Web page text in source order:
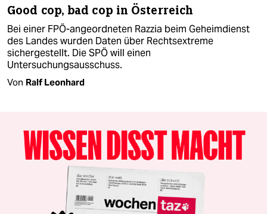
Good cop, bad cop in Österreich
Bei einer FPÖ-angeordneten Razzia beim Geheimdienst
des Landes wurden Daten über Rechtsextreme
sichergestellt. Die SPÖ will einen
Untersuchungsausschuss.
Von Ralf Leonhard